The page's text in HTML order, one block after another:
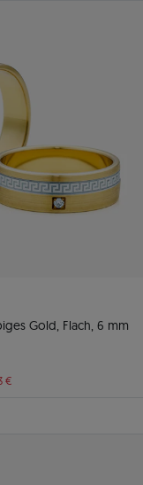
Gold, Flach, 6 mm
€